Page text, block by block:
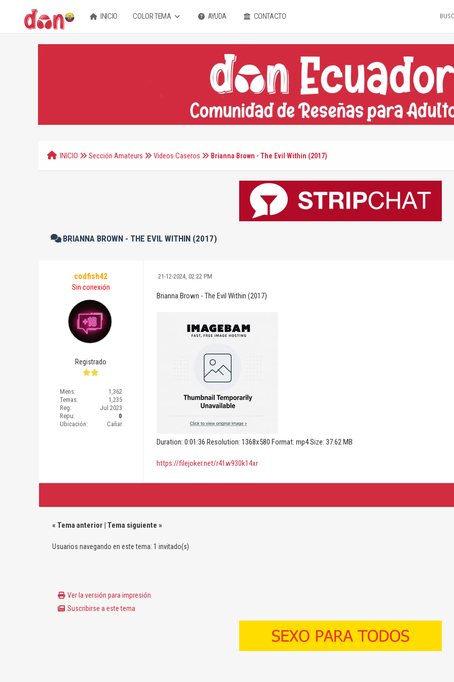
INICIO COLOR TEMA AYUDA CONTACTO
INICIO Sección Amateurs Videos Caseros Brianna Brown - The Evil Within (2017)
BRIANNA BROWN - THE EVIL WITHIN (2017)
codfish42
Sin conexión
Registrado
Mens:
1,362
Temas:
1,235
Reg:
Jul 2023
Repu:
0
Ubicación:
Cañar
21-12-2024, 02:22 PM
Brianna Brown - The Evil Within (2017)
Duration: 0:01:36 Resolution: 1368x580 Format: mp4 Size: 37.62 MB
https://filejoker.net/r41w930k14xr
« Tema anterior | Tema siguiente »
Usuarios navegando en este tema: 1 invitado(s)
Ver la versión para impresión
Suscribirse a este tema